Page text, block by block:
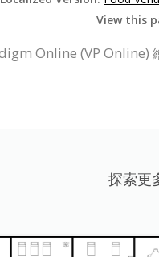
View this
Online (VP Online)
探索更